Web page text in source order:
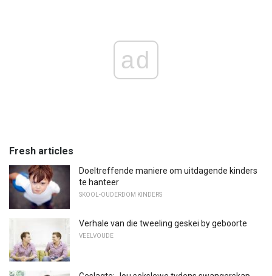
ad
Fresh articles
Doeltreffende maniere om uitdagende kinders
te hanteer
SKOOL-OUDERDOM KINDERS
Verhale van die tweeling geskei by geboorte
VEELVOUDE